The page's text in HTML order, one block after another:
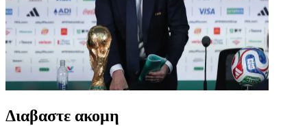
Διαβαστε ακομη